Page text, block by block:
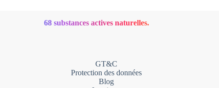
68 substances actives naturelles.
GT&C
Protection des données
Blog